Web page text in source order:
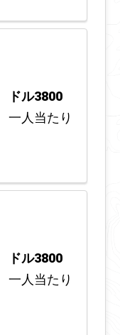
ドル3800
一人当たり
ドル3800
一人当たり